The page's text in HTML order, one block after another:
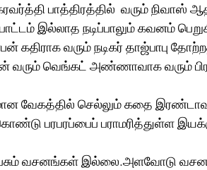
பாத்திரத்தில்  வரும்
இல்லாத நடிப்பாலும் கவனம்
வரும் நடிகர் தாஜ்பாபு
வரும் வெங்கட் அண்ணாவாக வரும்
வேகத்தில் செல்லும் கதை
பரபரப்பைப் பராமரித்துள்ள
வசனங்கள் இல்லை.அளவோடு